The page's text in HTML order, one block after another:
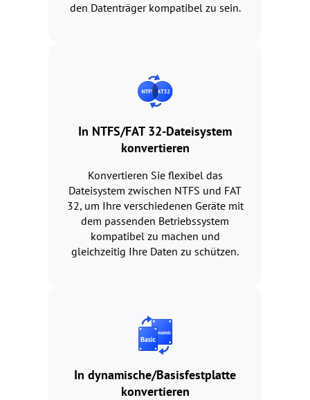
den Datenträger kompatibel zu sein.
In NTFS/FAT 32-Dateisystem
konvertieren
Konvertieren Sie flexibel das
Dateisystem zwischen NTFS und FAT
32, um Ihre verschiedenen Geräte mit
dem passenden Betriebssystem
kompatibel zu machen und
gleichzeitig Ihre Daten zu schützen.
In dynamische/Basisfestplatte
konvertieren